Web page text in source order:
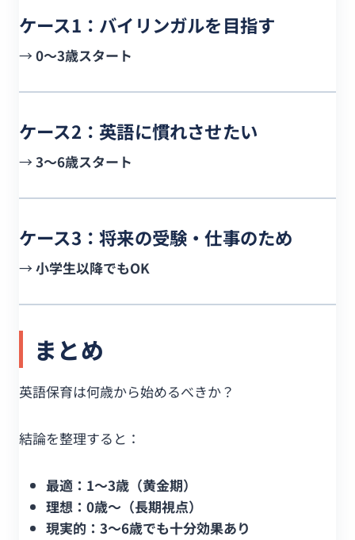
ケース1：バイリンガルを目指す
→0〜3歳スタート
ケース2：英語に慣れさせたい
→3〜6歳スタート
ケース3：将来の受験・仕事のため
→小学生以降でもOK
まとめ
英語保育は何歳から始めるべきか？
結論を整理すると：
最適：1〜3歳（黄金期）
理想：0歳〜（長期視点）
現実的：3〜6歳でも十分効果あり